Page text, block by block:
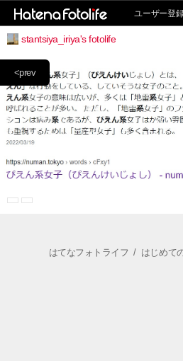
ユーザー登
stantsiya_iriya's fotolife
<prev
はてなフォトライフ / はじめて